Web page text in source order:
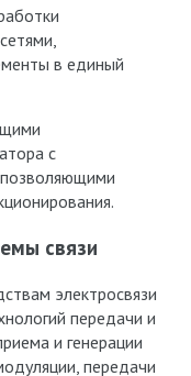
в единый
с
связи
электросвязи
передачи и
и генерации
передачи